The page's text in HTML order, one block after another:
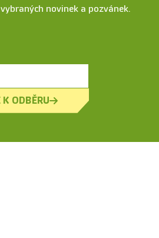
novinek a pozvánek.
K ODBĚRU